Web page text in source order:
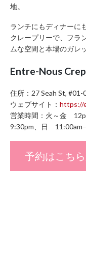
地。
ランチにもディナーに
クレープリーで、フラ
ムな空間と本場のガレ
Entre-Nous
住所：27 Seah St, #01-
ウェブサイト： https://
営業時間：火～金
9:30pm、日
予約はこち